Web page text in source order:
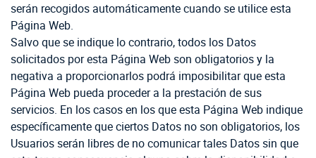
serán recogidos automáticamente cuando se utilice esta
Página Web.
Salvo que se indique lo contrario, todos los Datos
solicitados por esta Página Web son obligatorios y la
negativa a proporcionarlos podrá imposibilitar que esta
Página Web pueda proceder a la prestación de sus
servicios. En los casos en los que esta Página Web indique
específicamente que ciertos Datos no son obligatorios, los
Usuarios serán libres de no comunicar tales Datos sin que